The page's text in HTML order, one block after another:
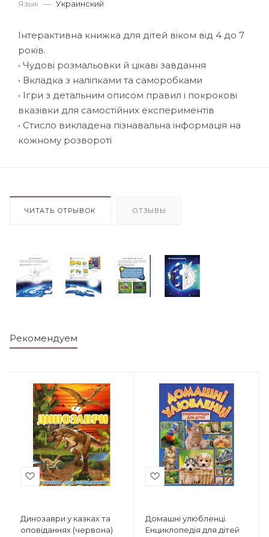
Язык — Украинский
Інтерактивна книжка для дітей віком від 4 до 7
років.
• Чудові розмальовки й цікаві завдання
• Вкладка з наліпками та саморобками
• Ігри з детальним описом правил і покрокові
вказівки для самостійних експериментів
• Стисло викладена пізнавальна інформація на
кожному розвороті
ЧИТАТЬ ОТРЫВОК ОТЗЫВЫ
Рекомендуем
Динозаври у казках та
оповіданнях (червона)
Домашні улюбленці.
Енциклопедія для дітей